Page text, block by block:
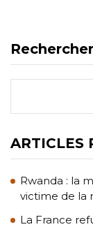
Rechercher
ARTICLES
Rwanda : la
victime de la
La France